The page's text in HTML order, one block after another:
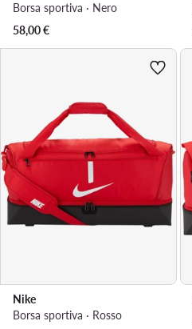
Borsa sportiva · Nero
58,00€
Nike
Borsa sportiva · Rosso